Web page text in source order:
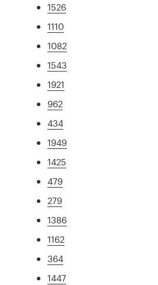
1526
1110
1082
1543
1921
962
434
1949
1425
479
279
1386
1162
364
1447